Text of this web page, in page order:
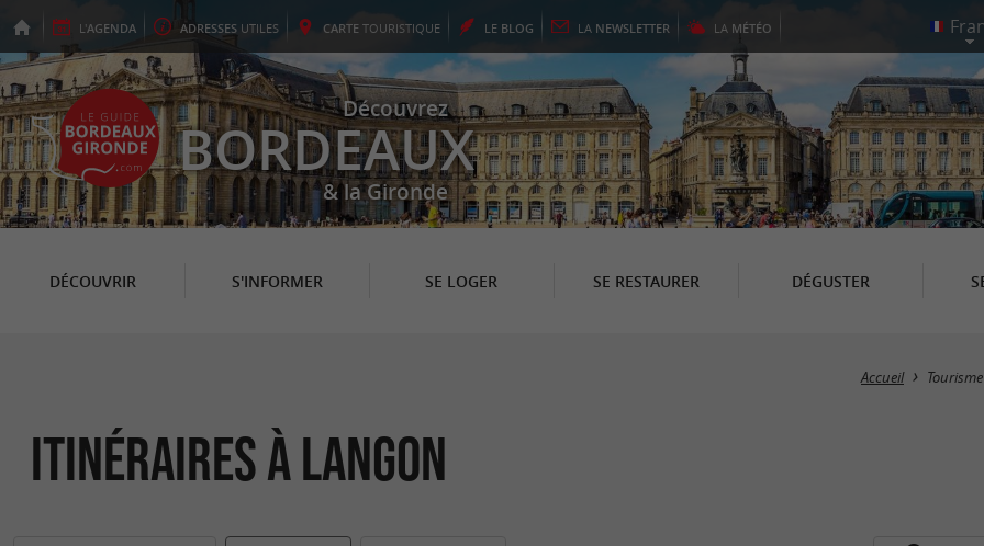
L'AGENDA ADRESSES UTILES CARTE TOURISTIQUE LE BLOG LA NEWSLETTER LA MÉTÉO
Découvrez
BORDEAUX
& la Gironde
DÉCOUVRIR S'INFORMER SE LOGER SE RESTAURER DÉGUSTER
Accueil Tourisme
itinéraires à Langon